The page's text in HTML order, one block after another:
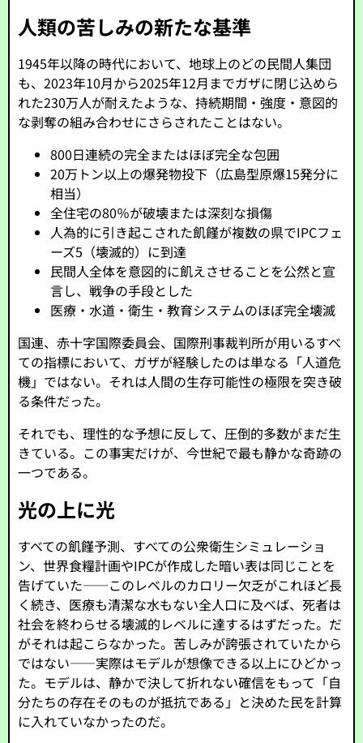
人類の苦しみの新たな基準
1945年以降の時代において、地球上のどの民間人集団
も、2023年10月から2025年12月までガザに閉じ込めら
れた230万人が耐えたような、持続期間・強度・意図的
な剥奪の組み合わせにさらされたことはない。
800日連続の完全またはほぼ完全な包囲
20万トン以上の爆発物投下（広島型原爆15発分に
相当）
全住宅の80％が破壊または深刻な損傷
人為的に引き起こされた飢饉が複数の県でIPCフェ
ーズ5（壊滅的）に到達
民間人全体を意図的に飢えさせることを公然と宣
言し、戦争の手段とした
医療・水道・衛生・教育システムのほぼ完全壊滅
国連、赤十字国際委員会、国際刑事裁判所が用いるすべ
ての指標において、ガザが経験したのは単なる「人道危
機」ではない。それは人間の生存可能性の極限を突き破
る条件だった。
それでも、理性的な予想に反して、圧倒的多数がまだ生
きている。この事実だけが、今世紀で最も静かな奇跡の
一つである。
光の上に光
すべての飢饉予測、すべての公衆衛生シミュレーショ
ン、世界食糧計画やIPCが作成した暗い表は同じことを
告げていた――このレベルのカロリー欠乏がこれほど長
く続き、医療も清潔な水もない全人口に及べば、死者は
社会を終わらせる壊滅的レベルに達するはずだった。だ
がそれは起こらなかった。苦しみが誇張されていたから
ではない――実際はモデルが想像できる以上にひどかっ
た。モデルは、静かで決して折れない確信をもって「自
分たちの存在そのものが抵抗である」と決めた民を計算
に入れていなかったのだ。